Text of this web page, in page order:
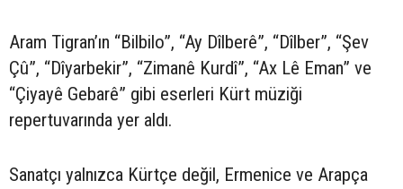
Aram Tigran’ın “Bilbilo”, “Ay Dîlberê”, “Dîlber”, “Şev
Çû”, “Dîyarbekir”, “Zimanê Kurdî”, “Ax Lê Eman” ve
“Çiyayê Gebarê” gibi eserleri Kürt müziği
repertuvarında yer aldı.
Sanatçı yalnızca Kürtçe değil, Ermenice ve Arapça